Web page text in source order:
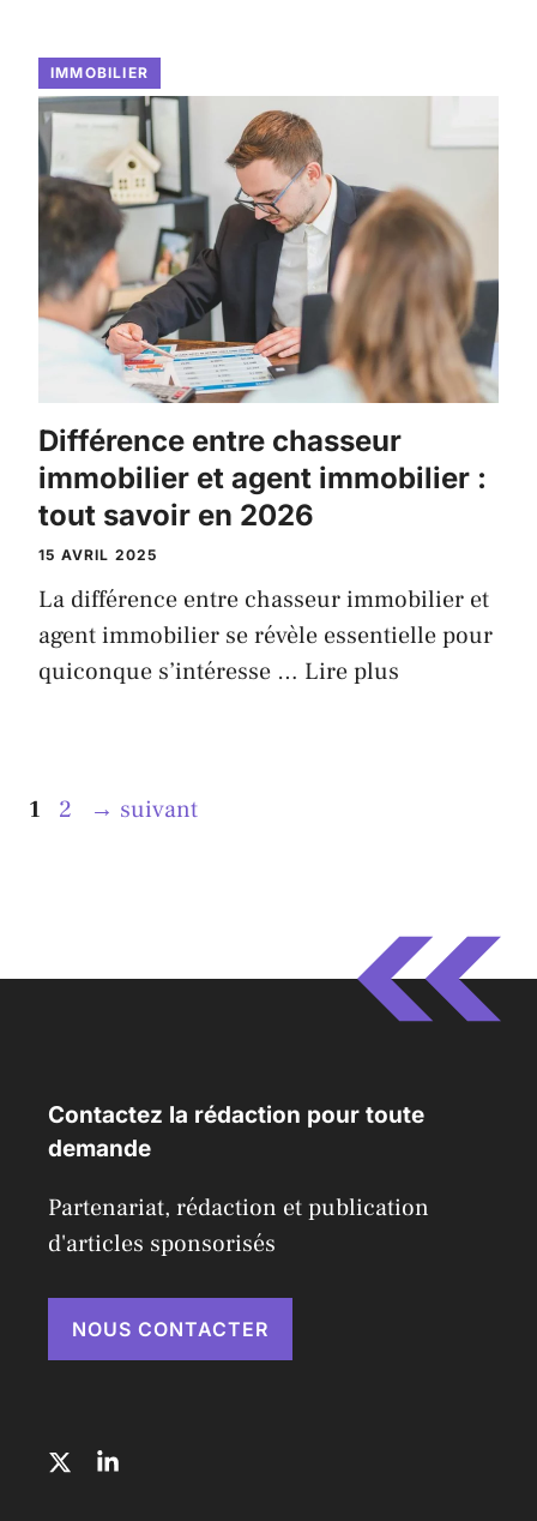
IMMOBILIER
Différence entre chasseur
immobilier et agent immobilier :
tout savoir en 2026
15 AVRIL 2025
La différence entre chasseur immobilier et
agent immobilier se révèle essentielle pour
quiconque s’intéresse … Lire plus
Page
1 Page
2 → suivant
Contactez la rédaction pour toute
demande
Partenariat, rédaction et publication
d'articles sponsorisés
NOUS CONTACTER